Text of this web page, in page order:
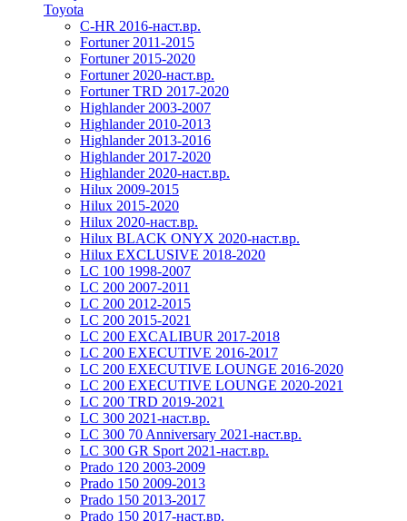
Toyota
C-HR 2016-наст.вр.
Fortuner 2011-2015
Fortuner 2015-2020
Fortuner 2020-наст.вр.
Fortuner TRD 2017-2020
Highlander 2003-2007
Highlander 2010-2013
Highlander 2013-2016
Highlander 2017-2020
Highlander 2020-наст.вр.
Hilux 2009-2015
Hilux 2015-2020
Hilux 2020-наст.вр.
Hilux BLACK ONYX 2020-наст.вр.
Hilux EXCLUSIVE 2018-2020
LC 100 1998-2007
LC 200 2007-2011
LC 200 2012-2015
LC 200 2015-2021
LC 200 EXCALIBUR 2017-2018
LC 200 EXECUTIVE 2016-2017
LC 200 EXECUTIVE LOUNGE 2016-2020
LC 200 EXECUTIVE LOUNGE 2020-2021
LC 200 TRD 2019-2021
LC 300 2021-наст.вр.
LC 300 70 Anniversary 2021-наст.вр.
LC 300 GR Sport 2021-наст.вр.
Prado 120 2003-2009
Prado 150 2009-2013
Prado 150 2013-2017
Prado 150 2017-наст.вр.